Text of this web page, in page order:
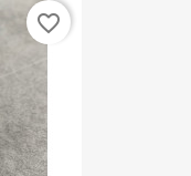
favorite_border